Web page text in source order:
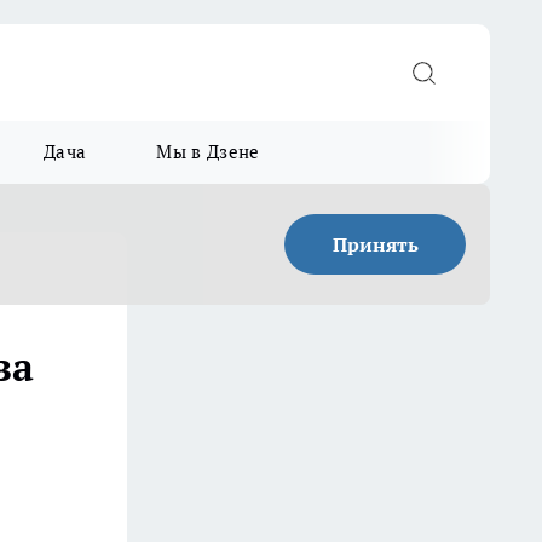
Дача Мы в Дзене
Принять